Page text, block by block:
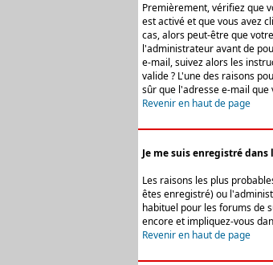
Premièrement, vérifiez que
est activé et que vous avez
cas, alors peut-être que
l'administrateur avant de
e-mail, suivez alors les
valide ? L'une des raisons
sûr que l'adresse e-mail
Revenir en haut de page
Je me suis enregistré
Les raisons les plus
êtes enregistré) ou
habituel pour les forums de
encore et impliquez-vous
Revenir en haut de page